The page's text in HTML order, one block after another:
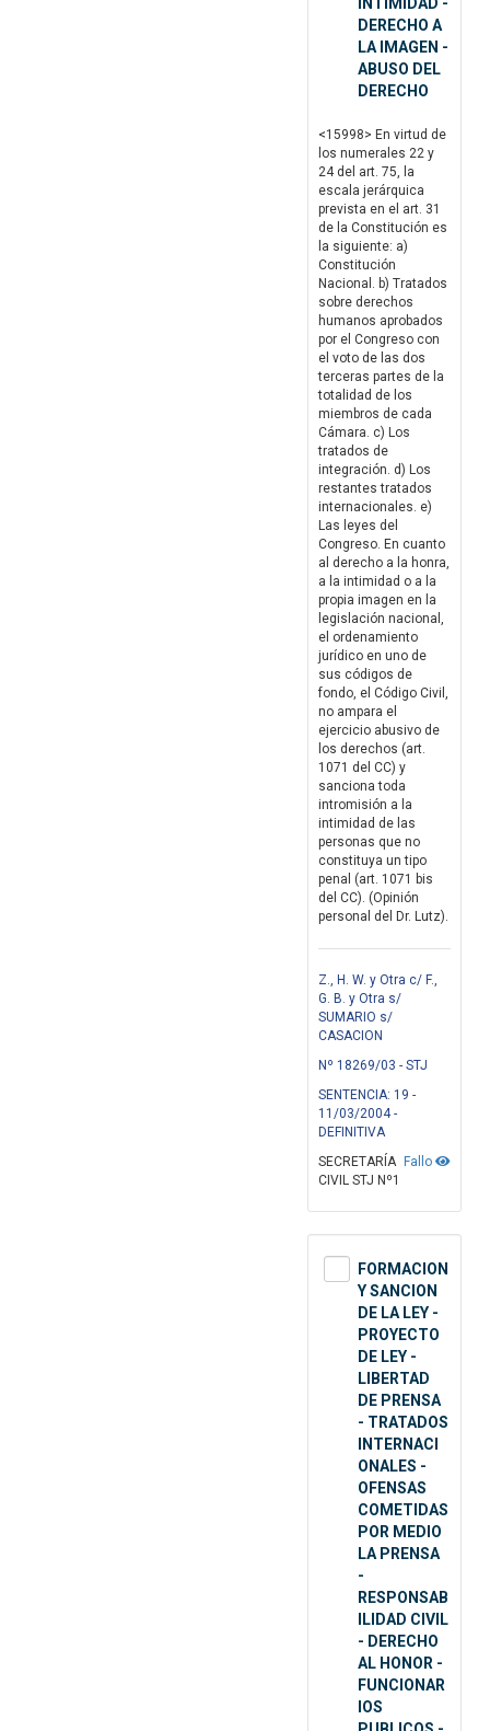
INTIMIDAD -
DERECHO A
LA IMAGEN -
ABUSO DEL
DERECHO
<15998> En virtud de
los numerales 22 y
24 del art. 75, la
escala jerárquica
prevista en el art. 31
de la Constitución es
la siguiente: a)
Constitución
Nacional. b) Tratados
sobre derechos
humanos aprobados
por el Congreso con
el voto de las dos
terceras partes de la
totalidad de los
miembros de cada
Cámara. c) Los
tratados de
integración. d) Los
restantes tratados
internacionales. e)
Las leyes del
Congreso. En cuanto
al derecho a la honra,
a la intimidad o a la
propia imagen en la
legislación nacional,
el ordenamiento
jurídico en uno de
sus códigos de
fondo, el Código Civil,
no ampara el
ejercicio abusivo de
los derechos (art.
1071 del CC) y
sanciona toda
intromisión a la
intimidad de las
personas que no
constituya un tipo
penal (art. 1071 bis
del CC). (Opinión
personal del Dr. Lutz).
Z., H. W. y Otra c/ F.,
G. B. y Otra s/
SUMARIO s/
CASACION
Nº 18269/03 - STJ
SENTENCIA: 19 -
11/03/2004 -
DEFINITIVA
Fallo
SECRETARÍA
CIVIL STJ Nº1
FORMACION
Y SANCION
DE LA LEY -
PROYECTO
DE LEY -
LIBERTAD
DE PRENSA
- TRATADOS
INTERNACI
ONALES -
OFENSAS
COMETIDAS
POR MEDIO
LA PRENSA
-
RESPONSAB
ILIDAD CIVIL
- DERECHO
AL HONOR -
FUNCIONAR
IOS